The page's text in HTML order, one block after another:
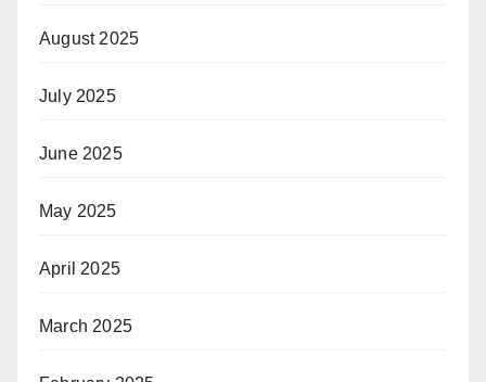
August 2025
July 2025
June 2025
May 2025
April 2025
March 2025